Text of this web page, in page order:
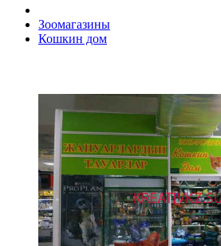
Зоомагазины
Кошкин дом